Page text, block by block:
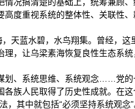
高度重视系统的整体性、关联性
天蓝水碧，水鸟翔集。曾经，
理，让乌梁素海恢复良性生态系
划、系统思维、系统观念……党
各族人民取得了历史性成就。在
，其中就包括“必须坚持系统观